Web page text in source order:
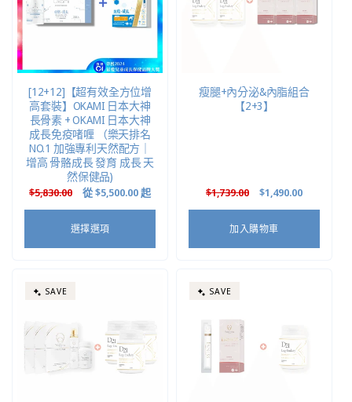
[12+12]【超有效全方位增
高套裝】OKAMI 日本大神
長骨素 + OKAMI 日本大神
成長免疫啫喱 （樂天排名
NO.1 加強專利天然配方｜
增高 骨骼成長 發育 成長 天
然保健品)
定
$5,830.00 售
價
從$5,500.00起
選擇選項
瘦腿+內分泌&內脂組合
【2+3】
定
$1,739.00 售
$1,490.00
加入購物車
SAVE SAVE